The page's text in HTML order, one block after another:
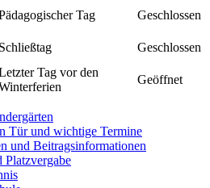
Tag
Geschlossen
Schließtag
Geschlossen
Tag vor den
Geöffnet
Tür und wichtige Termine
und Beitragsinformationen
Platzvergabe